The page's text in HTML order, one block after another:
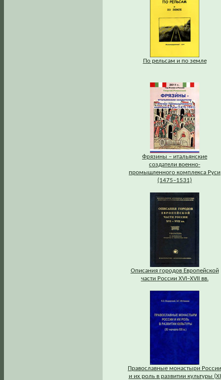
По рельсам и по земле
Фрязины – итальянские
создатели военно-
промышленного комплекса Руси
(1475–1531)
Описания городов Европейской
части России XVI–XVII вв.
Православные монастыри России
и их роль в развитии культуры (XI